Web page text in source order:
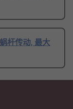
杆传动, 最大